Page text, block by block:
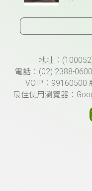
頁尾資訊地址：
電話：(02) 2388-
VOIP：99160500
最佳使用瀏覽器：